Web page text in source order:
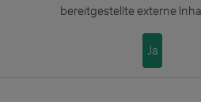
bereitgestellte externe
Ja